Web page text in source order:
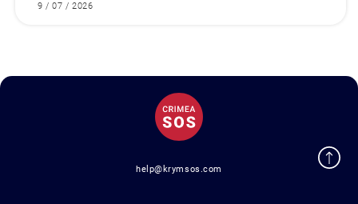
9 / 07 / 2026
help@krymsos.com